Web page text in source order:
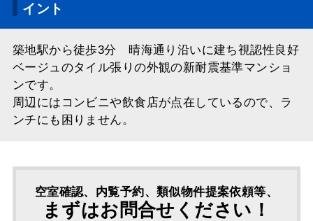
イント
築地駅から徒歩3分 晴海通り沿いに建ち視認性良好
ベージュのタイル張りの外観の新耐震基準マンショ
ンです。
周辺にはコンビニや飲食店が点在しているので、ラ
ンチにも困りません。
空室確認、内覧予約、類似物件提案依頼等、
まずはお問合せください！